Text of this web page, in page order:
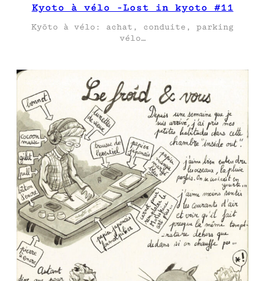
Kyoto à vélo -Lost in kyoto #11
Kyōto à vélo: achat, conduite, parking
vélo…